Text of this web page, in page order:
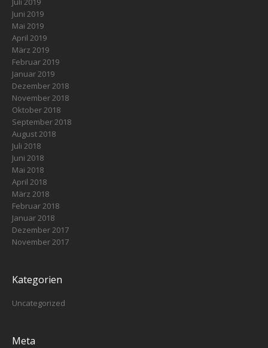
Juni 2019
Mai 2019
April 2019
März 2019
Februar 2019
Januar 2019
Dezember 2018
November 2018
Oktober 2018
September 2018
August 2018
Juli 2018
Juni 2018
Mai 2018
April 2018
März 2018
Februar 2018
Januar 2018
Dezember 2017
November 2017
Kategorien
Uncategorized
Meta